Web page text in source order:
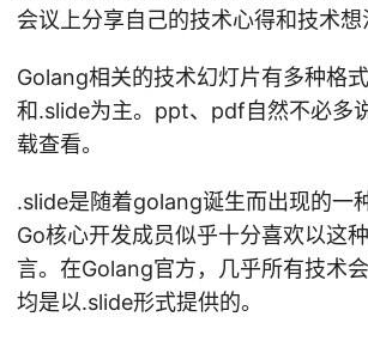
会议上分享自己的技术心得和技术想
Golang相关的技术幻灯片有多种格
和.slide为主。ppt、pdf自然不必多
载查看。
.slide是随着golang诞生而出现的一
Go核心开发成员似乎十分喜欢以这
言。在Golang官方，几乎所有技术
均是以.slide形式提供的。